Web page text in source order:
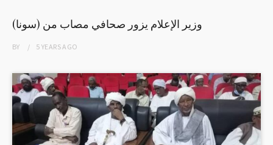
وزير الإعلام يزور صحافي مصاب من (سونا)
BY 5 YEARSAGO